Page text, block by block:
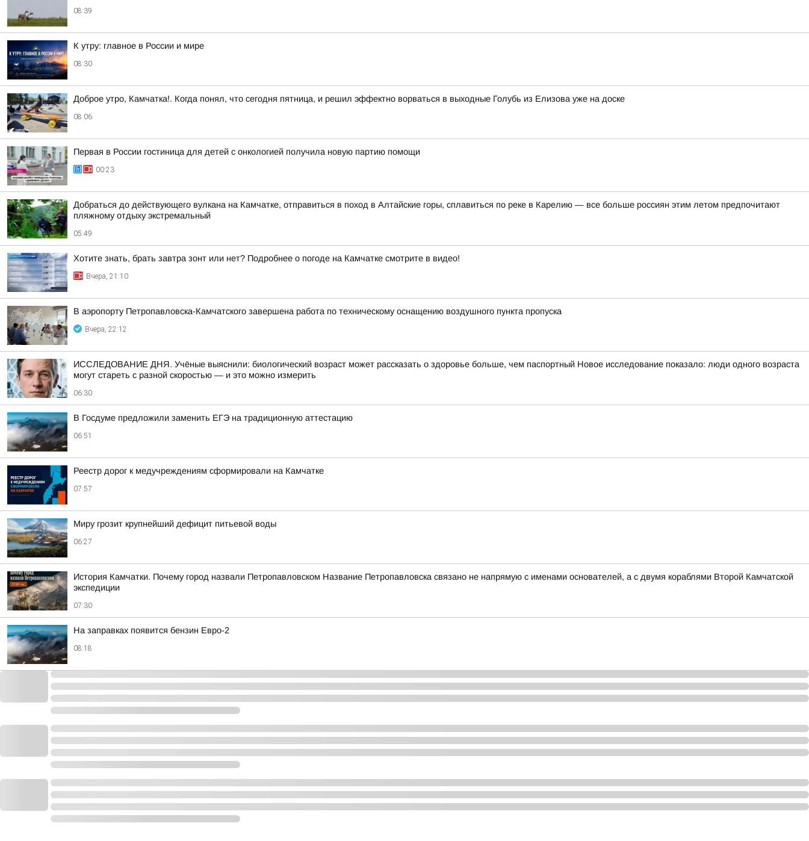
08:39
К утру: главное в России и мире
08:30
Доброе утро, Камчатка!. Когда понял, что сегодня пятница, и решил эффектно ворваться в выходные Голубь из Елизова уже на доске
08:06
Первая в России гостиница для детей с онкологией получила новую партию помощи
00:23
Добраться до действующего вулкана на Камчатке, отправиться в поход в Алтайские горы, сплавиться по реке в Карелию — все больше россиян этим летом предпочитают
пляжному отдыху экстремальный
05:49
Хотите знать, брать завтра зонт или нет? Подробнее о погоде на Камчатке смотрите в видео!
Вчера, 21:10
В аэропорту Петропавловска-Камчатского завершена работа по техническому оснащению воздушного пункта пропуска
Вчера, 22:12
ИССЛЕДОВАНИЕ ДНЯ. Учёные выяснили: биологический возраст может рассказать о здоровье больше, чем паспортный Новое исследование показало: люди одного возраста
могут стареть с разной скоростью — и это можно измерить
06:30
В Госдуме предложили заменить ЕГЭ на традиционную аттестацию
06:51
Реестр дорог к медучреждениям сформировали на Камчатке
07:57
Миру грозит крупнейший дефицит питьевой воды
06:27
История Камчатки. Почему город назвали Петропавловском Название Петропавловска связано не напрямую с именами основателей, а с двумя кораблями Второй Камчатской
экспедиции
07:30
На заправках появится бензин Евро-2
08:18